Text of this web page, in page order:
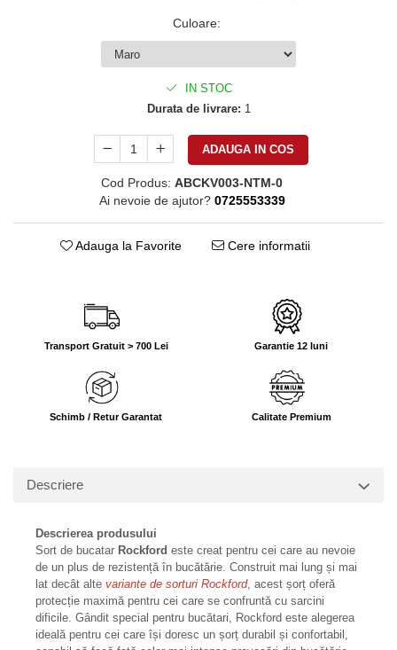
Culoare:
IN STOC
Durata de livrare: 1
ADAUGA IN COS
Cod Produs: ABCKV003-NTM-0
Ai nevoie de ajutor? 0725553339
Adauga la Favorite Cere informatii
Transport Gratuit > 700 Lei Garantie 12 luni
Schimb / Retur Garantat Calitate Premium
Descriere
Descrierea produsului
Sort de bucatar Rockford este creat pentru cei care au nevoie
de un plus de rezistență în bucătărie. Construit mai lung și mai
lat decât alte variante de sorturi Rockford, acest șorț oferă
protecție maximă pentru cei care se confruntă cu sarcini
dificile. Gândit special pentru bucătari, Rockford este alegerea
ideală pentru cei care își doresc un șorț durabil și confortabil,